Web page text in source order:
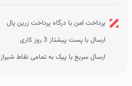
پرداخت امن با درگاه پرداخت زرین پال
ارسال با پست پیشتاز 3 روز کاری
ارسال سریع با پیک به تمامی نقاط شیراز